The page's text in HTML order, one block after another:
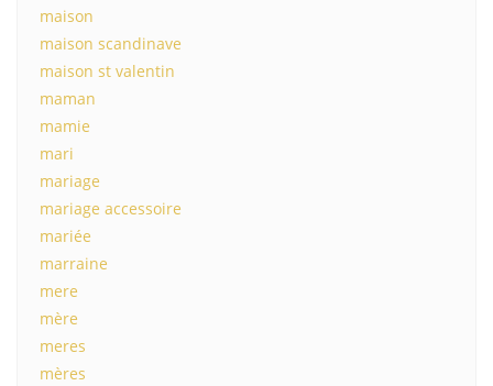
maison
maison scandinave
maison st valentin
maman
mamie
mari
mariage
mariage accessoire
mariée
marraine
mere
mère
meres
mères